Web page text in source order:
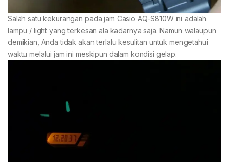
Salah satu kekurangan pada jam Casio AQ-S810W ini adalah
lampu / light yang terkesan ala kadarnya saja. Namun walaupun
demikian, Anda tidak akan terlalu kesulitan untuk mengetahui
waktu melalui jam ini meskipun dalam kondisi gelap.